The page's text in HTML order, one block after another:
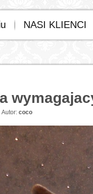
NASI KLIENCI
Autor: coco